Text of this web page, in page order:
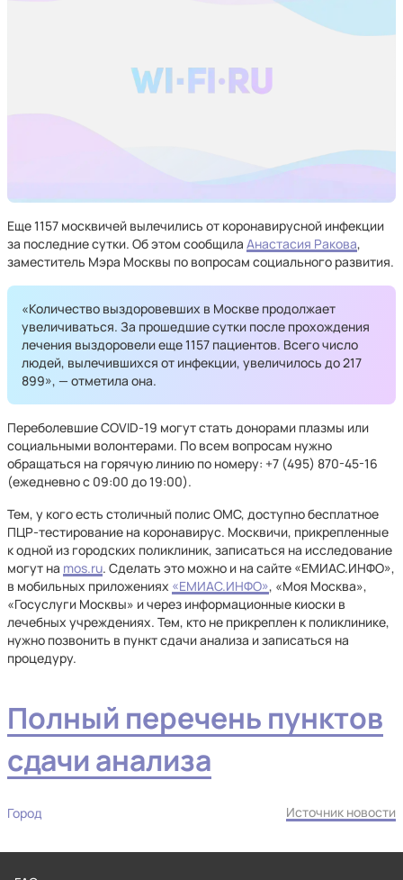
Еще 1157 москвичей вылечились от коронавирусной инфекции
за последние сутки. Об этом сообщила Анастасия Ракова,
заместитель Мэра Москвы по вопросам социального развития.
«Количество выздоровевших в Москве продолжает
увеличиваться. За прошедшие сутки после прохождения
лечения выздоровели еще 1157 пациентов. Всего число
людей, вылечившихся от инфекции, увеличилось до 217
899», — отметила она.
Переболевшие COVID-19 могут стать донорами плазмы или
социальными волонтерами. По всем вопросам нужно
обращаться на горячую линию по номеру: +7 (495) 870-45-16
(ежедневно с 09:00 до 19:00).
Тем, у кого есть столичный полис ОМС, доступно бесплатное
ПЦР-тестирование на коронавирус. Москвичи, прикрепленные
к одной из городских поликлиник, записаться на исследование
могут на mos.ru. Сделать это можно и на сайте «ЕМИАС.ИНФО»,
в мобильных приложениях «ЕМИАС.ИНФО», «Моя Москва»,
«Госуслуги Москвы» и через информационные киоски в
лечебных учреждениях. Тем, кто не прикреплен к поликлинике,
нужно позвонить в пункт сдачи анализа и записаться на
процедуру.
Полный перечень пунктов
сдачи анализа
Город Источник новости